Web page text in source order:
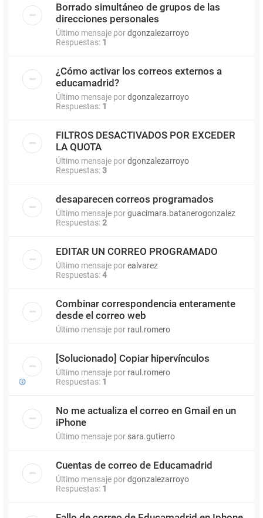
Borrado simultáneo de grupos de las
direcciones personales
Último mensaje pordgonzalezarroyo
Respuestas: 1
¿Cómo activar los correos externos a
educamadrid?
Último mensaje pordgonzalezarroyo
Respuestas: 1
FILTROS DESACTIVADOS POR EXCEDER
LA QUOTA
Último mensaje pordgonzalezarroyo
Respuestas:3
desaparecen correos programados
Último mensaje porguacimara.batanerogonzalez
Respuestas:2
EDITAR UN CORREO PROGRAMADO
Último mensaje porealvarez
Respuestas:4
Combinar correspondencia enteramente
desde el correo web
Último mensaje por raul.romero
[Solucionado] Copiar hipervínculos
Último mensaje por raul.romero
Respuestas: 1
No me actualiza el correo en Gmail en un
iPhone
Último mensaje por sara.gutierro
Cuentas de correo de Educamadrid
Último mensaje pordgonzalezarroyo
Respuestas: 1